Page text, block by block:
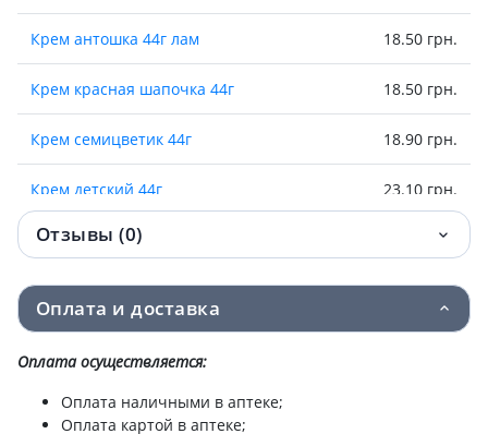
Крем антошка 44г лам 18.50 грн.
Крем красная шапочка 44г 18.50 грн.
Крем семицветик 44г 18.90 грн.
Крем детский 44г 23.10 грн.
Крем эффект д/массажа 44г лам 23.30 грн.
Крем вовочка 75г 24.30 грн.
Крем леопольд 75г 24.70 грн.
Отзывы (0)
Оплата и доставка
Оплата осуществляется:
Оплата наличными в аптеке;
Оплата картой в аптеке;